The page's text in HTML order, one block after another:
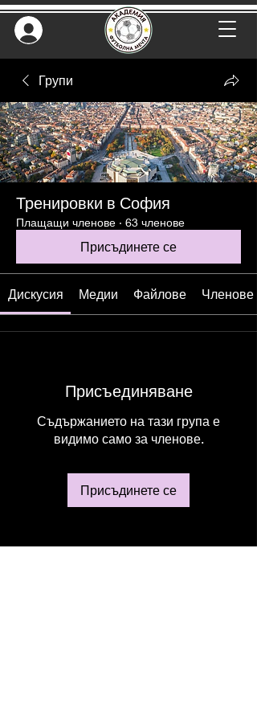
Групи
Тренировки в София
Плащащи членове · 63 членове
Присъдинете се
Дискусия Медии Файлове Членове
Присъединяване
Съдържанието на тази група е
видимо само за членове.
Присъдинете се